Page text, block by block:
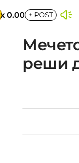
x 0.00 + POST
реши